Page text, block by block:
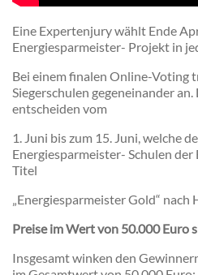
Eine Expertenjury wählt Ende
Energiesparmeister- Projekt in
Bei einem finalen Online-Voting
Siegerschulen gegeneinander
entscheiden vom
1. Juni bis zum 15. Juni, welche
Energiesparmeister- Schulen
Titel
„Energiesparmeister Gold“ nach
Preise im Wert von 50.000 Euro
Insgesamt winken den